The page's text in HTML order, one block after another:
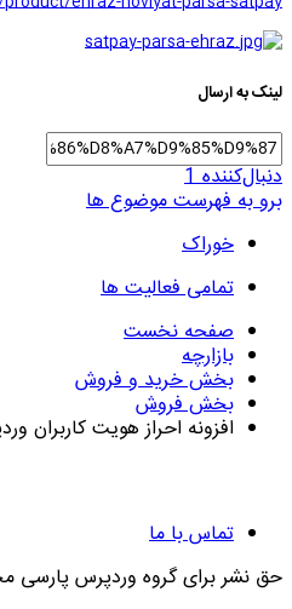
لینک به ارسال
دنبال‌کننده1
برو به فهرست موضوع ها
خوراک
تمامی فعالیت ها
صفحه نخست
بازارچه
بخش خرید و فروش
بخش فروش
افزونه احراز هویت کاربران
تماس با ما
حق نشر برای گروه وردپرس